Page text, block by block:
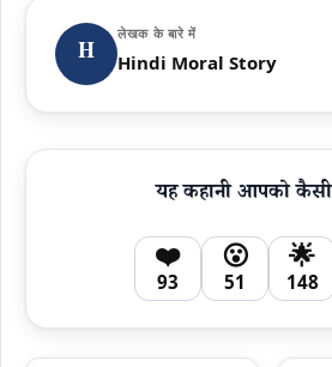
H
लेखक के बारे में
Hindi Moral Story
यह कहानी आपको
❤️
93
😮
51
🌟
148